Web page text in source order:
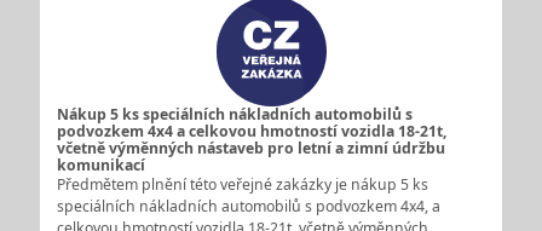
Nákup 5 ks speciálních nákladních automobilů s
podvozkem 4x4 a celkovou hmotností vozidla 18-21t,
včetně výměnných nástaveb pro letní a zimní údržbu
komunikací
Předmětem plnění této veřejné zakázky je nákup 5 ks
speciálních nákladních automobilů s podvozkem 4x4, a